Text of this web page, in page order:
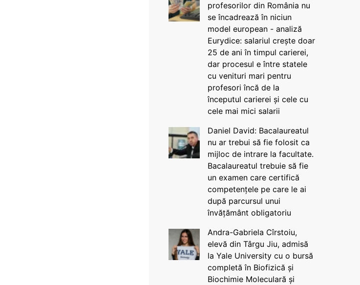
profesorilor din România nu
se încadrează în niciun
model european - analiză
Eurydice: salariul crește doar
25 de ani în timpul carierei,
dar procesul e între statele
cu venituri mari pentru
profesori încă de la
începutul carierei și cele cu
cele mai mici salarii
Daniel David: Bacalaureatul
nu ar trebui să fie folosit ca
mijloc de intrare la facultate.
Bacalaureatul trebuie să fie
un examen care certifică
competențele pe care le ai
după parcursul unui
învățământ obligatoriu
Andra-Gabriela Cîrstoiu,
elevă din Târgu Jiu, admisă
la Yale University cu o bursă
completă în Biofizică și
Biochimie Moleculară și